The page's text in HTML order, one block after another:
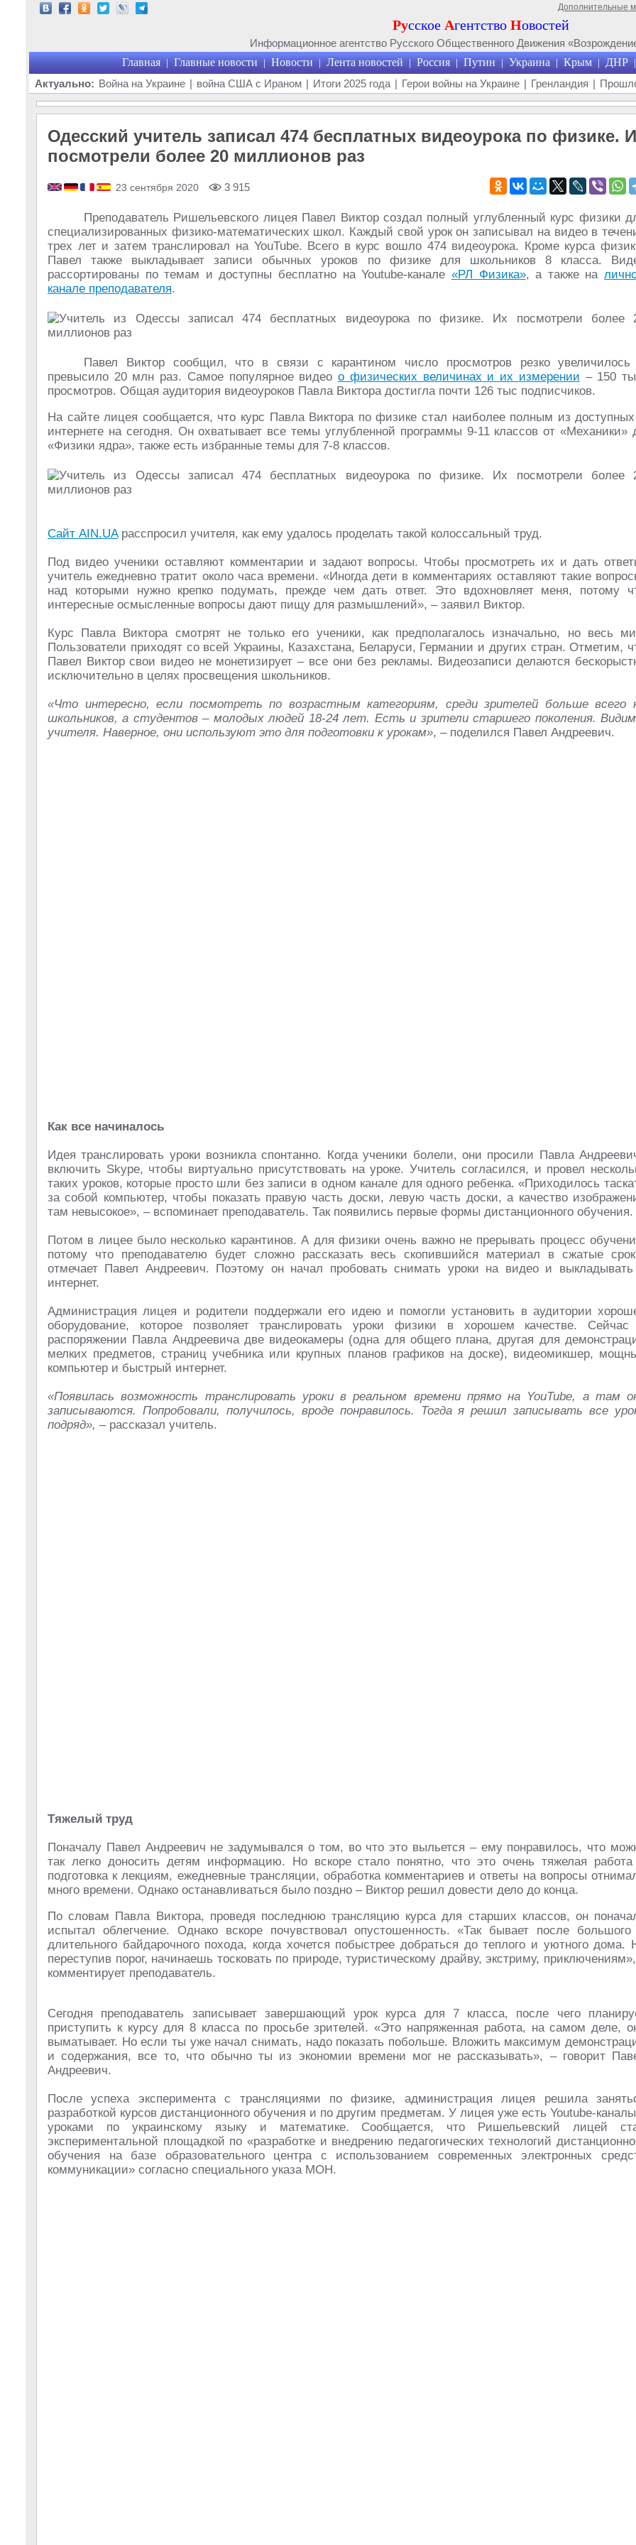
Дополнительные
Русское Агентство Новостей
Информационное агентство Русского Общественного Движения
Главная | Главные новости | Новости | Лента новостей | Россия | Путин | Украина | Крым | ДНР |
Актуально: Война на Украине | война США с Ираном | Итоги 2025 года | Герои войны на Украине | Гренландия |
Одесский учитель записал 474 бесплатных видеоурока по физике.
посмотрели более 20 миллионов раз
23 сентября 2020 3 915
Преподаватель Ришельевского лицея Павел Виктор создал полный углубленный курс физики
специализированных физико-математических школ. Каждый свой урок он записывал на видео в
трех лет и затем транслировал на YouTube. Всего в курс вошло 474 видеоурока. Кроме курса
Павел также выкладывает записи обычных уроков по физике для школьников 8 класса.
рассортированы по темам и доступны бесплатно на Youtube-канале «РЛ Физика», а также на
канале преподавателя.
Павел Виктор сообщил, что в связи с карантином число просмотров резко
превысило 20 млн раз. Самое популярное видеоо физических величинах и их измерении – 150
просмотров. Общая аудитория видеоуроков Павла Виктора достигла почти 126 тыс подписчиков.
На сайте лицея сообщается, что курс Павла Виктора по физике стал наиболее полным из
интернете на сегодня. Он охватывает все темы углубленной программы 9-11 классов от «Механики»
«Физики ядра», также есть избранные темы для 7-8 классов.
Сайт AIN.UAрасспросил учителя, как ему удалось проделать такой колоссальный труд.
Под видео ученики оставляют комментарии и задают вопросы. Чтобы просмотреть их и дать
учитель ежедневно тратит около часа времени. «Иногда дети в комментариях оставляют такие
над которыми нужно крепко подумать, прежде чем дать ответ. Это вдохновляет меня, потому
интересные осмысленные вопросы дают пищу для размышлений», – заявил Виктор.
Курс Павла Виктора смотрят не только его ученики, как предполагалось изначально, но весь
Пользователи приходят со всей Украины, Казахстана, Беларуси, Германии и других стран. Отметим,
Павел Виктор свои видео не монетизирует – все они без рекламы. Видеозаписи делаются
исключительно в целях просвещения школьников.
«Что интересно, если посмотреть по возрастным категориям, среди зрителей больше всего
школьников, а студентов – молодых людей 18-24 лет. Есть и зрители старшего поколения.
учителя. Наверное, они используют это для подготовки к урокам», – поделился Павел Андреевич.
Как все начиналось
Идея транслировать уроки возникла спонтанно. Когда ученики болели, они просили Павла
включить Skype, чтобы виртуально присутствовать на уроке. Учитель согласился, и провел
таких уроков, которые просто шли без записи в одном канале для одного ребенка. «Приходилось
за собой компьютер, чтобы показать правую часть доски, левую часть доски, а качество
там невысокое», – вспоминает преподаватель. Так появились первые формы дистанционного обучения.
Потом в лицее было несколько карантинов. А для физики очень важно не прерывать процесс
потому что преподавателю будет сложно рассказать весь скопившийся материал в сжатые
отмечает Павел Андреевич. Поэтому он начал пробовать снимать уроки на видео и
интернет.
Администрация лицея и родители поддержали его идею и помогли установить в аудитории
оборудование, которое позволяет транслировать уроки физики в хорошем качестве.
распоряжении Павла Андреевича две видеокамеры (одна для общего плана, другая для
мелких предметов, страниц учебника или крупных планов графиков на доске), видеомикшер,
компьютер и быстрый интернет.
«Появилась возможность транслировать уроки в реальном времени прямо на YouTube, а там
записываются. Попробовали, получилось, вроде понравилось. Тогда я решил записывать все
подряд», – рассказал учитель.
Тяжелый труд
Поначалу Павел Андреевич не задумывался о том, во что это выльется – ему понравилось, что
так легко доносить детям информацию. Но вскоре стало понятно, что это очень тяжелая
подготовка к лекциям, ежедневные трансляции, обработка комментариев и ответы на вопросы
много времени. Однако останавливаться было поздно – Виктор решил довести дело до конца.
По словам Павла Виктора, проведя последнюю трансляцию курса для старших классов, он
испытал облегчение. Однако вскоре почувствовал опустошенность. «Так бывает после
длительного байдарочного похода, когда хочется побыстрее добраться до теплого и уютного дома.
переступив порог, начинаешь тосковать по природе, туристическому драйву, экстриму,
комментирует преподаватель.
Сегодня преподаватель записывает завершающий урок курса для 7 класса, после чего
приступить к курсу для 8 класса по просьбе зрителей. «Это напряженная работа, на самом деле,
выматывает. Но если ты уже начал снимать, надо показать побольше. Вложить максимум
и содержания, все то, что обычно ты из экономии времени мог не рассказывать», – говорит
Андреевич.
После успеха эксперимента с трансляциями по физике, администрация лицея решила
разработкой курсов дистанционного обучения и по другим предметам. У лицея уже есть Youtube-
уроками по украинскому языку и математике. Сообщается, что Ришельевский лицей
экспериментальной площадкой по «разработке и внедрению педагогических технологий
обучения на базе образовательного центра с использованием современных электронных
коммуникации» согласно специального указа МОН.